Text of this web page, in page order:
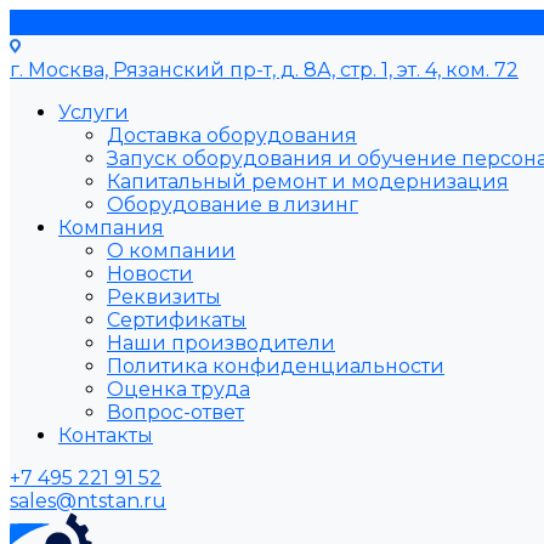
г. Москва, Рязанский пр-т, д. 8А, стр. 1, эт. 4, ком. 72
Услуги
Доставка оборудования
Запуск оборудования и обучение
Капитальный ремонт и модернизация
Оборудование в лизинг
Компания
О компании
Новости
Реквизиты
Сертификаты
Наши производители
Политика конфиденциальности
Оценка труда
Вопрос-ответ
Контакты
+7 495 221 91 52
sales@ntstan.ru